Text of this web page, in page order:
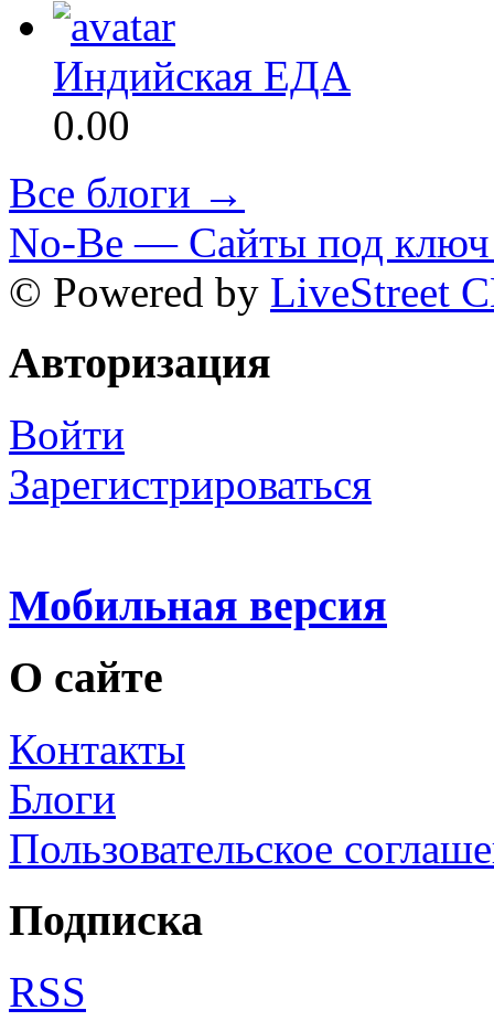
Индийская ЕДА
0.00
Все блоги →
No-Be — Сайты под ключ
© Powered by LiveStreet
Авторизация
Войти
Зарегистрироваться
Мобильная версия
О сайте
Контакты
Блоги
Пользовательское
Подписка
RSS